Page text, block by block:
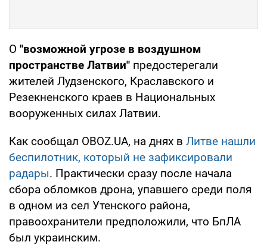
О "возможной угрозе в воздушном
пространстве Латвии" предостерегали
жителей Лудзенского, Краславского и
Резекненского краев в Национальных
вооруженных силах Латвии.
Как сообщал OBOZ.UA, на днях в Литве нашли
беспилотник, который не зафиксировали
радары. Практически сразу после начала
сбора обломков дрона, упавшего среди поля
в одном из сел Утенского района,
правоохранители предположили, что БпЛА
был украинским.